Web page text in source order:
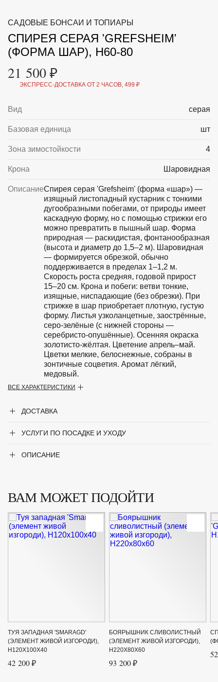
МАЛАЯ МЕХАНИЗАЦИЯ
ОТПУГИВАТЕЛИ ОТ ПТИЦ, НАСЕКОМЫХ И
ГРЫЗУНОВ
САДОВАЯ ОДЕЖДА И ОБУВЬ
САДОВЫЙ ИНСТРУМЕНТ
СРЕДСТВА ЗАЩИТЫ РАСТЕНИЙ И УДОБРЕНИЯ
ТОВАРЫ ДЛЯ БАНЬ И САУН
ТОВАРЫ И АПТЕКА ДЛЯ ПРУДА
Sale Новинки
УХОД
+7 (495) 197 87
87
САДОВЫЕ БОНСАИ И ТОПИАРЫ
СПИРЕЯ СЕРАЯ 'GREFSHEIM'
(ФОРМА ШАР), H60-80
21 500 ₽
ЭКСПРЕСС-ДОСТАВКА ОТ 2 ЧАСОВ, 499 ₽
Вид серая
Базовая единица шт
Зона зимостойкости 4
Крона Шаровидная
ОписаниеСпирея серая 'Grefsheim' (форма «шар») —
изящный листопадный кустарник с тонкими
дугообразными побегами, от природы имеет
каскадную форму, но с помощью стрижки его
можно превратить в пышный шар. Форма
природная — раскидистая, фонтанообразная
(высота и диаметр до 1,5–2 м). Шаровидная
— формируется обрезкой, обычно
поддерживается в пределах 1–1,2 м.
Скорость роста средняя, годовой прирост
15–20 см. Крона и побеги: ветви тонкие,
изящные, ниспадающие (без обрезки). При
стрижке в шар приобретает плотную, густую
форму. Листья узколанцетные, заострённые,
серо-зелёные (с нижней стороны —
серебристо-опушённые). Осенняя окраска
золотисто-жёлтая. Цветение апрель–май.
Цветки мелкие, белоснежные, собраны в
зонтичные соцветия. Аромат лёгкий,
медовый.
рыхлую, плодородную, умеренно
тяжёлые глины.
Период цветения
Род
Сорт 'Grefsheim' (форма шар)
Цвет листвы Зелёный
ВСЕ ХАРАКТЕРИСТИКИ
ДОСТАВКА
УСЛУГИ ПО ПОСАДКЕ И УХОДУ
ОПИСАНИЕ
ВАМ МОЖЕТ ПОДОЙТИ
ТУЯ ЗАПАДНАЯ 'SMARAGD'
(ЭЛЕМЕНТ ЖИВОЙ ИЗГОРОДИ),
H120Х100Х40
42 200 ₽
БОЯРЫШНИК СЛИВОЛИСТНЫЙ
(ЭЛЕМЕНТ ЖИВОЙ ИЗГОРОДИ),
H220X80X60
93 200 ₽